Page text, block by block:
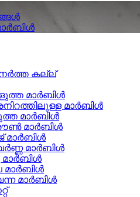
കല്ല്
മാർബിൾ
മാർബിൾ
മാർബിൾ
മാർബിൾ
മാർബിൾ
മാർബിൾ
മാർബിൾ
മാർബിൾ
മാർബിൾ